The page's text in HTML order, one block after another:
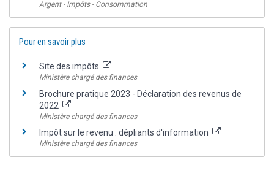
Argent - Impôts - Consommation
Pour en savoir plus
Site des impôts
Ministère chargé des finances
Brochure pratique 2023 - Déclaration des revenus de
2022
Ministère chargé des finances
Impôt sur le revenu : dépliants d'information
Ministère chargé des finances